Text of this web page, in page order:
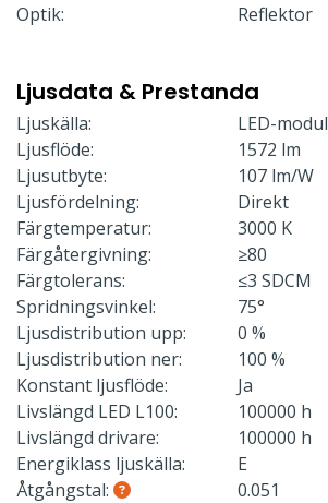
Optik: Reflektor
Ljusdata & Prestanda
Ljuskälla:
LED-modul
Ljusflöde:
1572 lm
Ljusutbyte:
107 lm/W
Ljusfördelning:
Direkt
Färgtemperatur:
3000 K
Färgåtergivning:
≥80
Färgtolerans:
≤3 SDCM
Spridningsvinkel:
75°
Ljusdistribution upp:
0 %
Ljusdistribution ner:
100 %
Konstant ljusflöde:
Ja
Livslängd LED L100:
100000 h
Livslängd drivare:
100000 h
Energiklass ljuskälla:
E
Åtgångstal:
0.051